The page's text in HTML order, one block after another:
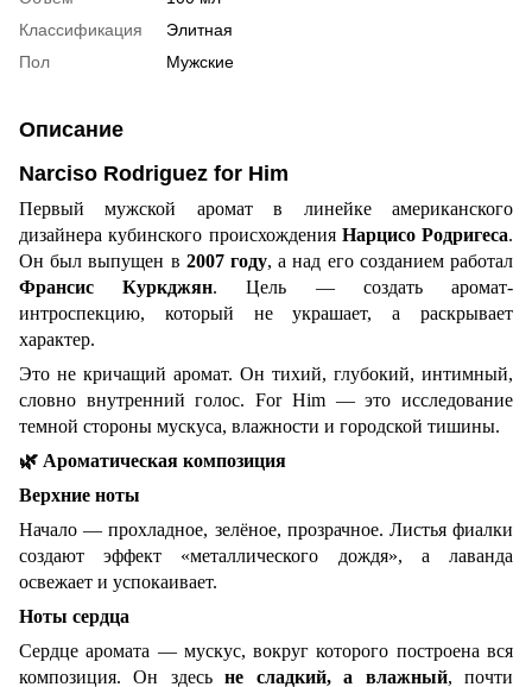
Классификация
Элитная
Пол
Мужские
Описание
Narciso Rodriguez for Him
Первый мужской аромат в линейке американского
дизайнера кубинского происхождения Нарцисо Родригеса.
Он был выпущен в 2007 году, а над его созданием работал
Франсис Куркджян. Цель — создать аромат-
интроспекцию, который не украшает, а раскрывает
характер.
Это не кричащий аромат. Он тихий, глубокий, интимный,
словно внутренний голос. For Him — это исследование
темной стороны мускуса, влажности и городской тишины.
🌿 Ароматическая композиция
Верхние ноты
Начало — прохладное, зелёное, прозрачное. Листья фиалки
создают эффект «металлического дождя», а лаванда
освежает и успокаивает.
Ноты сердца
Сердце аромата — мускус, вокруг которого построена вся
композиция. Он здесьне сладкий, а влажный, почти